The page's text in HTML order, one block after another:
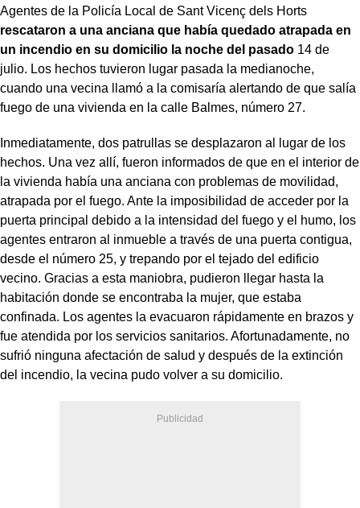
Agentes de la Policía Local de Sant Vicenç dels Horts
rescataron a una anciana que había quedado atrapada en
un incendio en su domicilio la noche del pasado 14 de
julio. Los hechos tuvieron lugar pasada la medianoche,
cuando una vecina llamó a la comisaría alertando de que salía
fuego de una vivienda en la calle Balmes, número 27.
Inmediatamente, dos patrullas se desplazaron al lugar de los
hechos. Una vez allí, fueron informados de que en el interior de
la vivienda había una anciana con problemas de movilidad,
atrapada por el fuego. Ante la imposibilidad de acceder por la
puerta principal debido a la intensidad del fuego y el humo, los
agentes entraron al inmueble a través de una puerta contigua,
desde el número 25, y trepando por el tejado del edificio
vecino. Gracias a esta maniobra, pudieron llegar hasta la
habitación donde se encontraba la mujer, que estaba
confinada. Los agentes la evacuaron rápidamente en brazos y
fue atendida por los servicios sanitarios. Afortunadamente, no
sufrió ninguna afectación de salud y después de la extinción
del incendio, la vecina pudo volver a su domicilio.